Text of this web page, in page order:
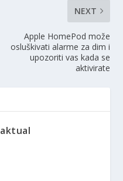
NEXT
Apple HomePod može
osluškivati ​​alarme za dim i
upozoriti vas kada se
aktivirate
aktual